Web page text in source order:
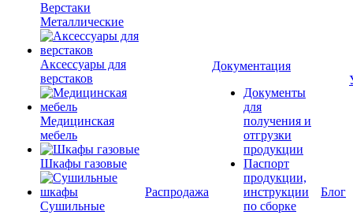
Верстаки
Металлические
Аксессуары для
верстаков
Медицинская
мебель
Шкафы газовые
Сушильные
Распродажа
Документация
Документы
для
получения и
отгрузки
продукции
Паспорт
продукции,
инструкции
по сборке
Блог